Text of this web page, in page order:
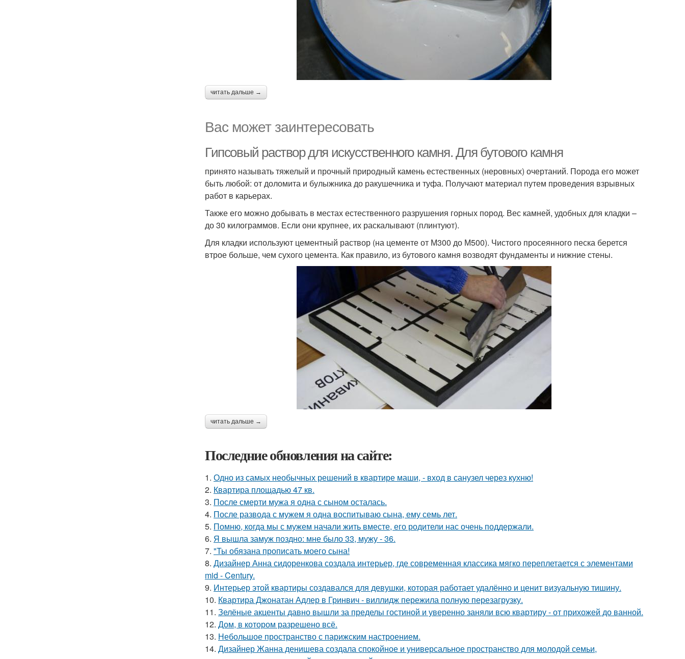
читать дальше →
Вас может заинтересовать
Гипсовый раствор для искусственного камня. Для бутового камня
принято называть тяжелый и прочный природный камень естественных (неровных) очертаний. Порода его может
быть любой: от доломита и булыжника до ракушечника и туфа. Получают материал путем проведения взрывных
работ в карьерах.
Также его можно добывать в местах естественного разрушения горных пород. Вес камней, удобных для кладки –
до 30 килограммов. Если они крупнее, их раскалывают (плинтуют).
Для кладки используют цементный раствор (на цементе от М300 до М500). Чистого просеянного песка берется
втрое больше, чем сухого цемента. Как правило, из бутового камня возводят фундаменты и нижние стены.
читать дальше →
Последние обновления на сайте:
1. Одно из самых необычных решений в квартире маши, - вход в санузел через кухню!
2. Квартира площадью 47 кв.
3. После смерти мужа я одна с сыном осталась.
4. После развода с мужем я одна воспитываю сына, ему семь лет.
5. Помню, когда мы с мужем начали жить вместе, его родители нас очень поддержали.
6. Я вышла замуж поздно: мне было 33, мужу - 36.
7. "Ты обязана прописать моего сына!
8. Дизайнер Анна сидоренкова создала интерьер, где современная классика мягко переплетается с элементами
mid - Century.
9. Интерьер этой квартиры создавался для девушки, которая работает удалённо и ценит визуальную тишину.
10. Квартира Джонатан Адлер в Гринвич - виллидж пережила полную перезагрузку.
11. Зелёные акценты давно вышли за пределы гостиной и уверенно заняли всю квартиру - от прихожей до ванной.
12. Дом, в котором разрешено всё.
13. Небольшое пространство с парижским настроением.
14. Дизайнер Жанна денишева создала спокойное и универсальное пространство для молодой семьи,